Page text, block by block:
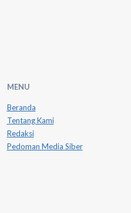
MENU
Beranda
Tentang Kami
Redaksi
Pedoman Media Siber